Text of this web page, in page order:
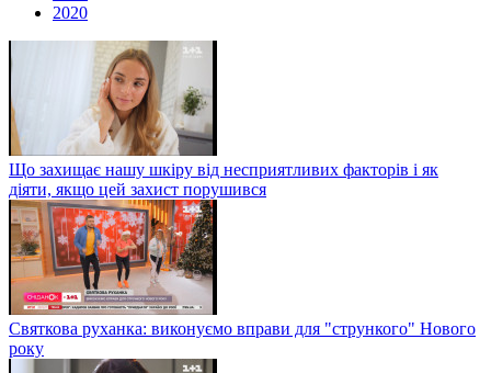
2020
Що захищає нашу шкіру від несприятливих факторів і як
діяти, якщо цей захист порушився
Святкова руханка: виконуємо вправи для "стрункого" Нового
року